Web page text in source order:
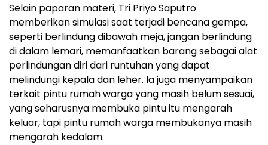
Selain paparan materi, Tri Priyo Saputro
memberikan simulasi saat terjadi bencana gempa,
seperti berlindung dibawah meja, jangan berlindung
di dalam lemari, memanfaatkan barang sebagai alat
perlindungan diri dari runtuhan yang dapat
melindungi kepala dan leher. Ia juga menyampaikan
terkait pintu rumah warga yang masih belum sesuai,
yang seharusnya membuka pintu itu mengarah
keluar, tapi pintu rumah warga membukanya masih
mengarah kedalam.